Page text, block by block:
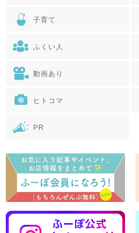
子育て
ふくい人
動画あり
ヒトコマ
PR